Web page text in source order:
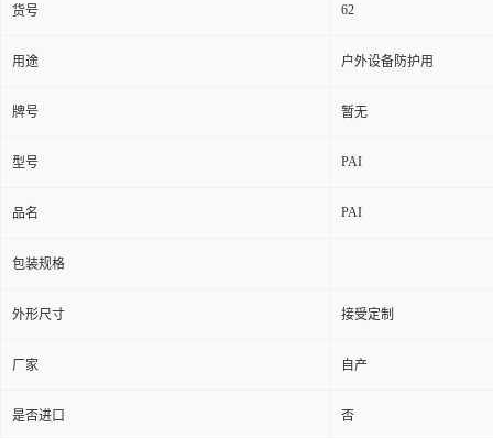
货号 62
用途 户外设备防护用
牌号 暂无
型号 PAI
品名 PAI
包装规格
外形尺寸 接受定制
厂家 自产
是否进口 否